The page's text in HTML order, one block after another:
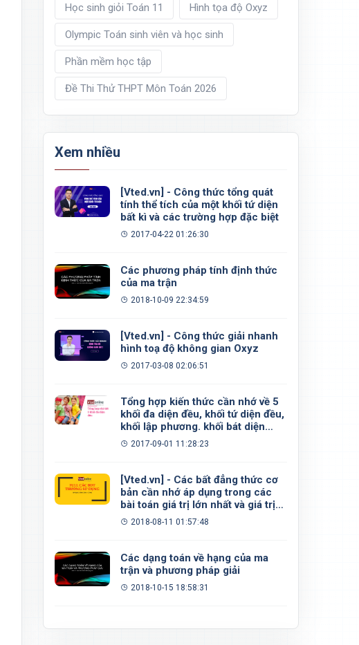
Học sinh giỏi Toán 11 Hình tọa độ Oxyz
Olympic Toán sinh viên và học sinh
Phần mềm học tập
Đề Thi Thử THPT Môn Toán 2026
Xem nhiều
[Vted.vn] - Công thức tổng quát
tính thể tích của một khối tứ diện
bất kì và các trường hợp đặc biệt
2017-04-22 01:26:30
Các phương pháp tính định thức
của ma trận
2018-10-09 22:34:59
[Vted.vn] - Công thức giải nhanh
hình toạ độ không gian Oxyz
2017-03-08 02:06:51
Tổng hợp kiến thức cần nhớ về 5
khối đa diện đều, khối tứ diện đều,
khối lập phương. khối bát diện
đều, khối 12 mặt đều, khối 20 mặt
2017-09-01 11:28:23
[Vted.vn] - Các bất đẳng thức cơ
bản cần nhớ áp dụng trong các
bài toán giá trị lớn nhất và giá trị
nhỏ nhất
2018-08-11 01:57:48
Các dạng toán về hạng của ma
trận và phương pháp giải
2018-10-15 18:58:31